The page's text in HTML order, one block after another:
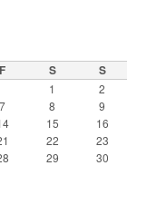
F S S
1
2
7 8
9
15
16
22
23
29
30